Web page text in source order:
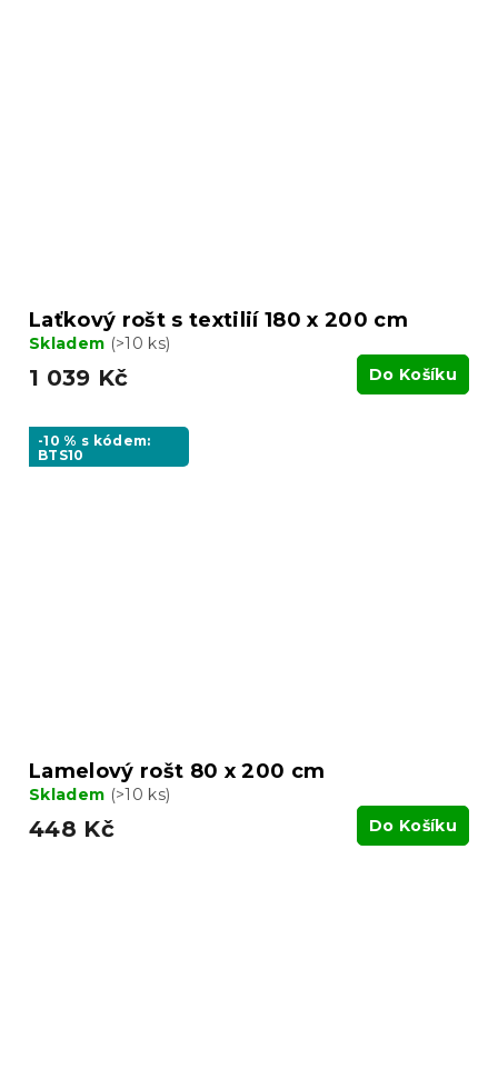
Laťkový rošt s textilií 180 x 200 cm
Skladem (>10 ks)
1 039 Kč Do Košíku
-10 % s kódem:
BTS10
Lamelový rošt 80 x 200 cm
Skladem (>10 ks)
448 Kč Do Košíku